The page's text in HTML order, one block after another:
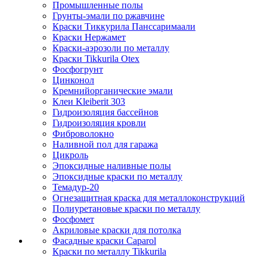
Промышленные полы
Грунты-эмали по ржавчине
Краски Тиккурила Панссаримаали
Краски Нержамет
Краски-аэрозоли по металлу
Краски Tikkurila Otex
Фосфогрунт
Цинконол
Кремнийорганические эмали
Клеи Kleiberit 303
Гидроизоляция бассейнов
Гидроизоляция кровли
Фиброволокно
Наливной пол для гаража
Цикроль
Эпоксидные наливные полы
Эпоксидные краски по металлу
Темадур-20
Огнезащитная краска для металлоконструкций
Полиуретановые краски по металлу
Фосфомет
Акриловые краски для потолка
Фасадные краски Caparol
Краски по металлу Tikkurila